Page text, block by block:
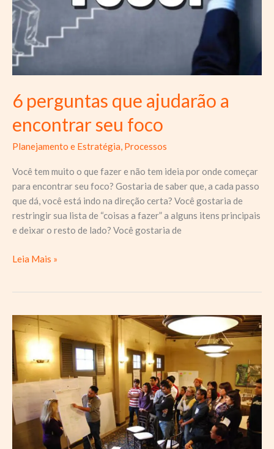
6 perguntas que ajudarão a
encontrar seu foco
Planejamento e Estratégia, Processos
Você tem muito o que fazer e não tem ideia por onde começar
para encontrar seu foco? Gostaria de saber que, a cada passo
que dá, você está indo na direção certa? Você gostaria de
restringir sua lista de “coisas a fazer” a alguns itens principais
e deixar o resto de lado? Você gostaria de
6
a
encontrar
seu
foco
Leia Mais »